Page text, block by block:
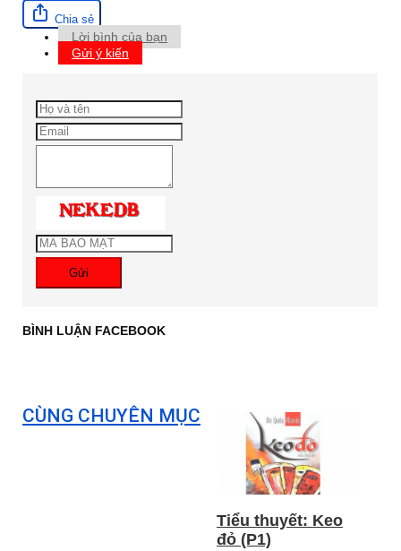
Chia sẻ
Lời bình của bạn
Gửi ý kiến
Gửi
BÌNH LUẬN FACEBOOK
CÙNG CHUYÊN MỤC
Tiểu thuyết: Keo
đỏ (P1)